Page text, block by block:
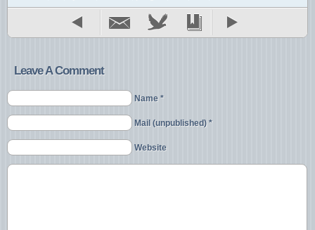
Leave A Comment
Name *
Mail (unpublished) *
Website